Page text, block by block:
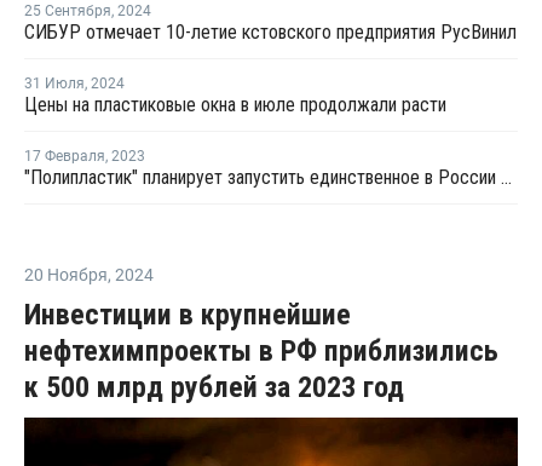
25 Сентября, 2024
СИБУР отмечает 10-летие кстовского предприятия РусВинил
31 Июля, 2024
Цены на пластиковые окна в июле продолжали расти
17 Февраля, 2023
"Полипластик" планирует запустить единственное в России производство труб ПВХ-О
20 Ноября, 2024
Инвестиции в крупнейшие
нефтехимпроекты в РФ приблизились
к 500 млрд рублей за 2023 год